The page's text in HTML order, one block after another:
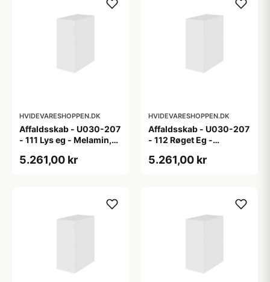
HVIDEVARESHOPPEN.DK
Affaldsskab - U030-207
- 111 Lys eg - Melamin,
5.261,00 kr
HVIDEVARESHOPPEN.DK
Affaldsskab - U030-207
- 112 Røget Eg -
5.261,00 kr